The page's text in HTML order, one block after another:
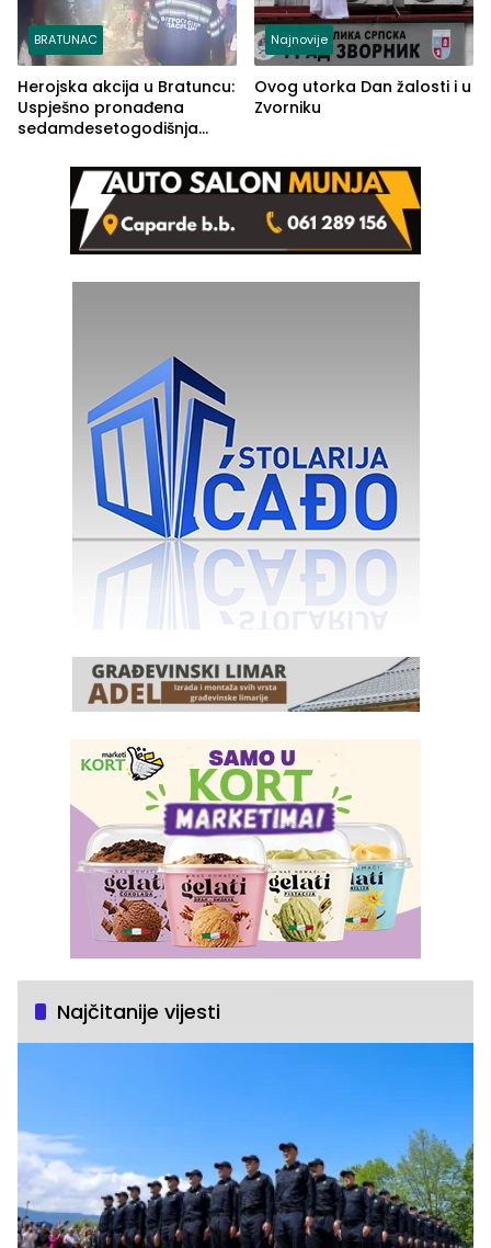
BRATUNAC
Herojska akcija u Bratuncu:
Uspješno pronađena
sedamdesetogodišnja
Kravice.
Najnovije
Ovog utorka Dan žalosti i u
Zvorniku
Najčitanije vijesti